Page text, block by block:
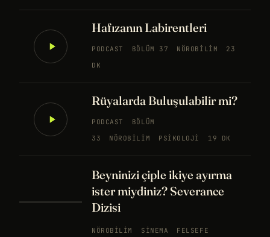
Hafızanın Labirentleri
PODCAST BÖLÜM 37 NÖROBILIM
23
DK
Rüyalarda Buluşulabilir mi?
PODCAST
BÖLÜM
33
NÖROBILIM PSIKOLOJI 19 DK
Beyninizi çiple ikiye ayırma
ister miydiniz? Severance
Dizisi
NÖROBILIM SINEMA FELSEFE